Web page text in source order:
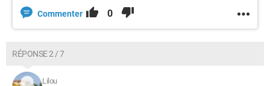
Commenter 0
RÉPONSE 2 / 7
Lilou